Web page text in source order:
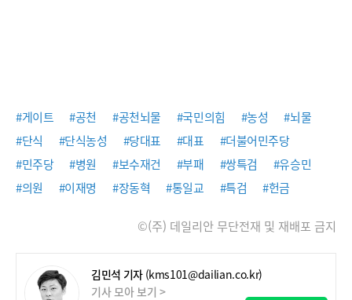
#게이트 #공천 #공천뇌물 #국민의힘 #농성
#뇌물
#단식
#단식농성 #당대표 #대표
#더불어민주당
#민주당
#병원 #보수재건 #부패 #쌍특검
#유승민
#의원
#이재명 #장동혁 #통일교 #특검 #헌금
©(주) 데일리안 무단전재 및 재배포 금지
김민석 기자 (kms101@dailian.co.kr)
기사 모아 보기 >